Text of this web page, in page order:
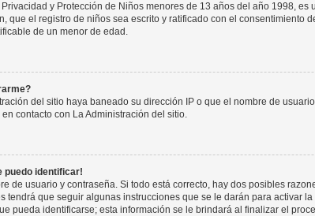
Privacidad y Protección de Niños menores de 13 años del año 1998,
que el registro de niños sea escrito y ratificado con el
de un menor de edad.
del sitio haya baneado su dirección IP o que el nombre de
contacto con La Administración del sitio.
puedo identificar!
de usuario y contraseña. Si todo está correcto, hay dos posibles
tendrá que seguir algunas instrucciones que se le darán para activar
pueda identificarse; esta información se le brindará al finalizar el